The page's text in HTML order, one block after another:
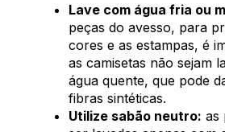
Lave com água fria ou
peças do avesso, para
cores e as estampas, é
as camisetas não sejam
água quente, que pode
fibras sintéticas.
Utilize sabão neutro: as